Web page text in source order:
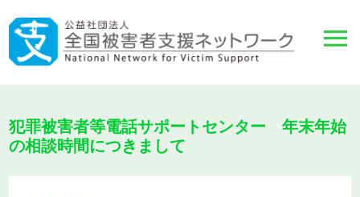
犯罪被害者等電話サポートセンター 年末年始
の相談時間につきまして